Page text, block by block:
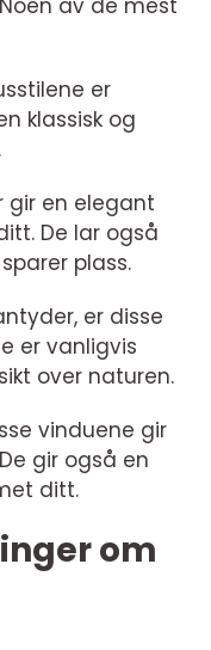
av de mest
er
klassisk og
gir en elegant
De lar også
plass.
er disse
er vanligvis
over naturen.
vinduene gir
gir også en
ditt.
om